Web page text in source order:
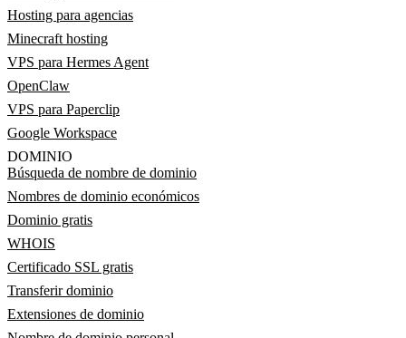
Hosting para agencias
Minecraft hosting
VPS para Hermes Agent
OpenClaw
VPS para Paperclip
Google Workspace
DOMINIO
Búsqueda de nombre de dominio
Nombres de dominio económicos
Dominio gratis
WHOIS
Certificado SSL gratis
Transferir dominio
Extensiones de dominio